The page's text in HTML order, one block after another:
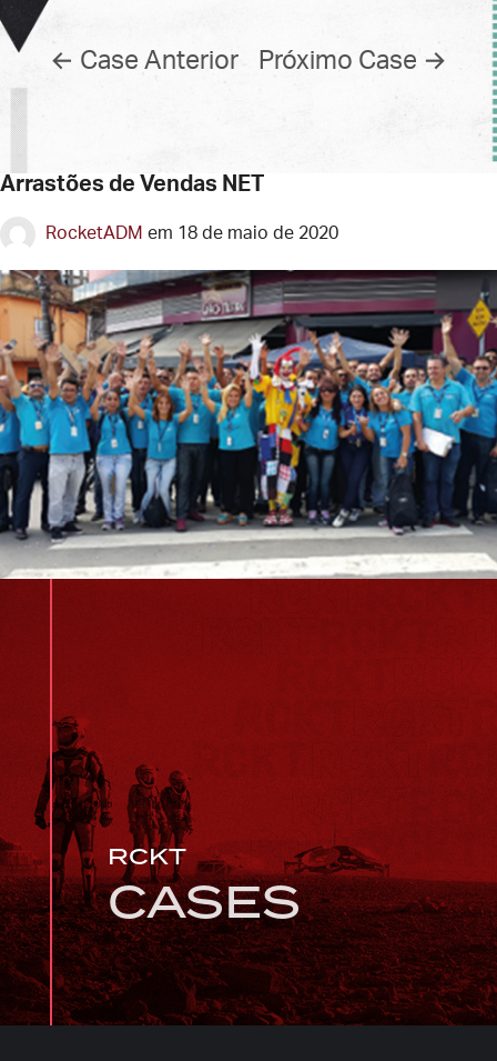
← Case Anterior Próximo Case →
Arrastões de Vendas NET
RocketADM em 18 de maio de 2020
RCKT
CASES